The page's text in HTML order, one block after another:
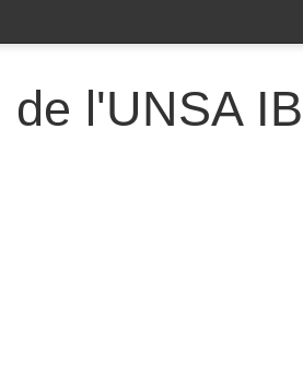
de l'UNSA